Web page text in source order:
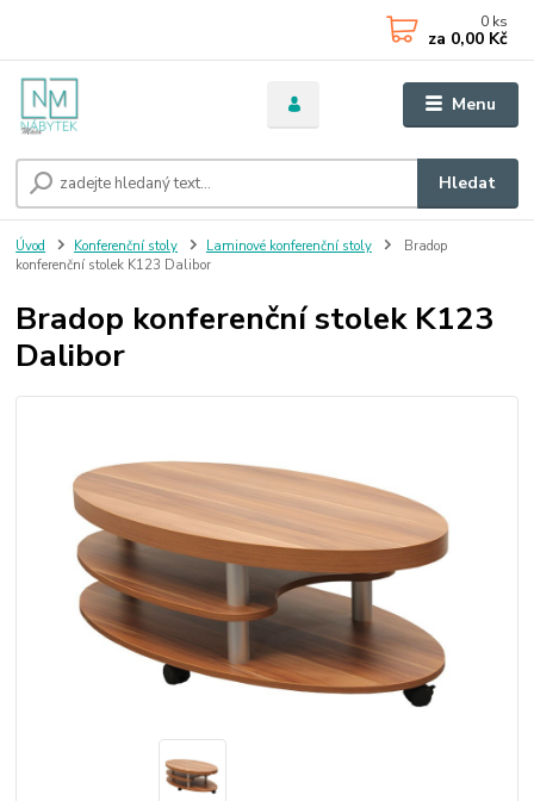
Menu
Hledat
0 ks
za 0,00 Kč
Úvod Konferenční stoly Laminové konferenční stoly
Bradop
konferenční stolek K123 Dalibor
Bradop konferenční stolek K123
Dalibor